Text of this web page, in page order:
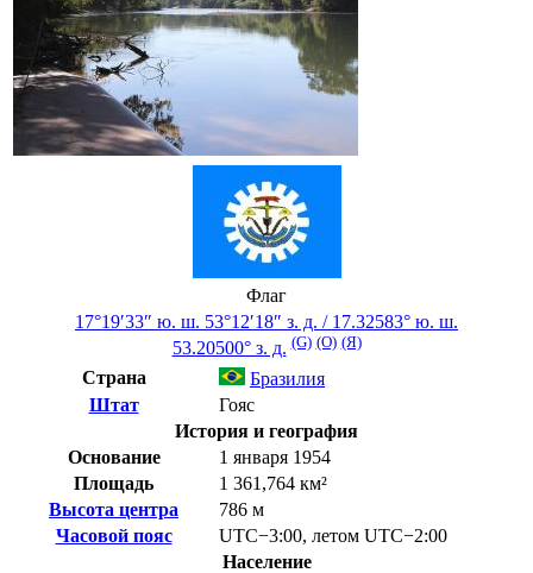
Флаг
17°19′33″ ю. ш. 53°12′18″ з. д. / 17.32583° ю. ш.
53.20500° з. д. (G) (O) (Я)
Страна
Бразилия
Штат
Гояс
История и география
Основание
1 января 1954
Площадь
1 361,764 км²
Высота центра
786 м
Часовой пояс
UTC−3:00, летом UTC−2:00
Население